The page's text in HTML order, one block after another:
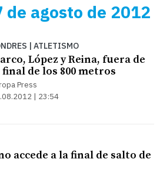
de agosto de 2012
| ATLETISMO
López y Reina, fuera de
final de los 800 metros
Press
| 23:54
accede a la final de salto de